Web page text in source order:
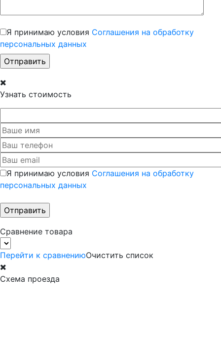
Я принимаю условия Соглашения на обработку
персональных данных
Узнать стоимость
Я принимаю условия Соглашения на обработку
персональных данных
Сравнение товара
Перейти к сравнениюОчистить список
Схема проезда